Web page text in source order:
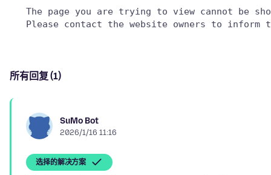
The page you are trying to view cannot be
所有回复 (1)
SuMo Bot
2026/1/16 11:16
选择的解决方案